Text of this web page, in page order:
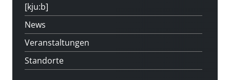
[kju:b]
News
Veranstaltungen
Standorte